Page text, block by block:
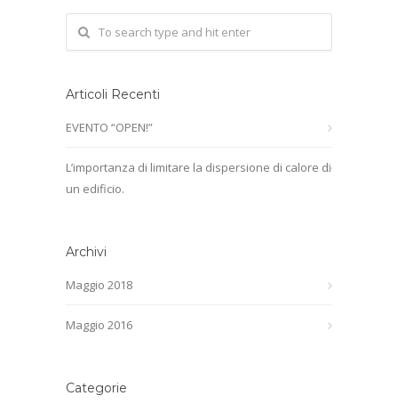
Articoli Recenti
EVENTO “OPEN!”
L’importanza di limitare la dispersione di calore di
un edificio.
Archivi
Maggio 2018
Maggio 2016
Categorie